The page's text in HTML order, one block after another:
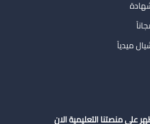
ميدياً
على منصتنا التعليمية الان